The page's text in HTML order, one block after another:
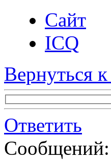
Сайт
ICQ
Вернуться
Ответить
Сообщений: